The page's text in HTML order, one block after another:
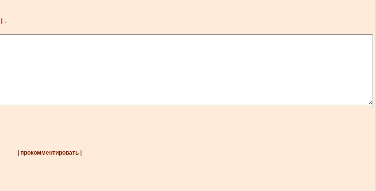
.
| прокомментировать |